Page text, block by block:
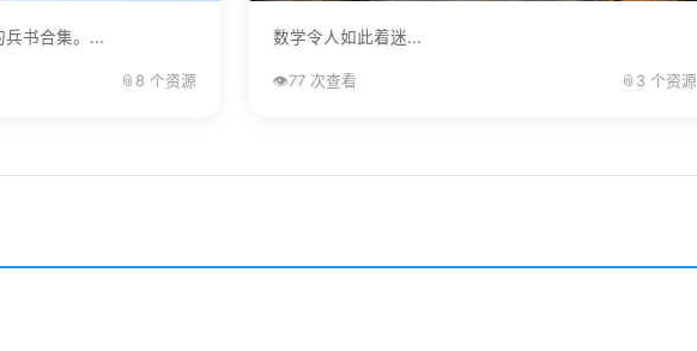
兵书合集。...
📎 8 个资源
数学令人如此着迷...
👁️77 次查看 📎 3 个资源